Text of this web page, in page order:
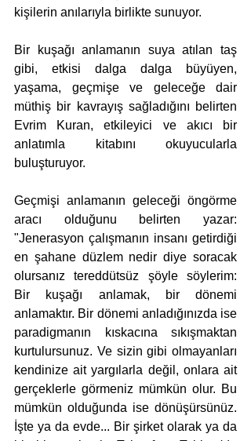
kişilerin anılarıyla birlikte sunuyor.
Bir kuşağı anlamanın suya atılan taş
gibi, etkisi dalga dalga büyüyen,
yaşama, geçmişe ve geleceğe dair
müthiş bir kavrayış sağladığını belirten
Evrim Kuran, etkileyici ve akıcı bir
anlatımla kitabını okuyucularla
buluşturuyor.
Geçmişi anlamanın geleceği öngörme
aracı olduğunu belirten yazar:
"Jenerasyon ça­lışmanın insanı getirdiği
en şahane düzlem nedir diye so­racak
olursanız tereddütsüz şöyle söylerim:
Bir kuşağı an­lamak, bir dönemi
anlamaktır. Bir dönemi anladığınızda ise
paradigmanın kıskacına sıkışmaktan
kurtulursunuz. Ve sizin gibi olmayanları
kendinize ait yargılarla değil, on­lara ait
gerçeklerle görmeniz mümkün olur. Bu
mümkün olduğunda ise dönüşürsünüz.
İşte ya da evde... Bir şirket olarak ya da